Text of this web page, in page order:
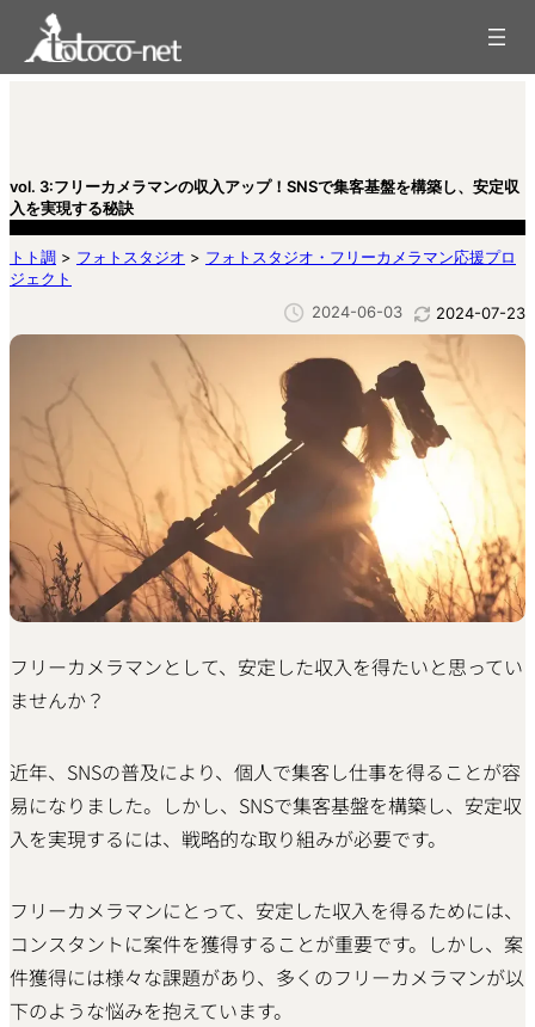
を
プ
vol. 3:フリーカメラマンの収入アップ！SNSで集客基盤を構築し、安定収
入を実現する秘訣
トト調 > フォトスタジオ > フォトスタジオ・フリーカメラマン応援プロ
ジェクト
2024-06-03
2024-07-23
フリーカメラマンとして、安定した収入を得たいと思ってい
ませんか？
近年、SNSの普及により、個人で集客し仕事を得ることが容
易になりました。しかし、SNSで集客基盤を構築し、安定収
入を実現するには、戦略的な取り組みが必要です。
フリーカメラマンにとって、安定した収入を得るためには、
コンスタントに案件を獲得することが重要です。しかし、案
件獲得には様々な課題があり、多くのフリーカメラマンが以
下のような悩みを抱えています。